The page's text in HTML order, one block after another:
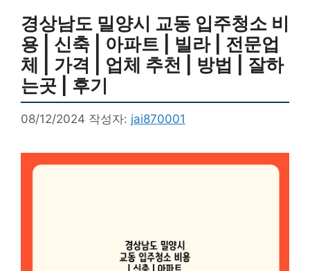
경상남도 밀양시 교동 입주청소 비
용 | 신축 | 아파트 | 빌라 | 전문업
체 | 가격 | 업체 추천 | 방법 | 잘하
는곳 | 후기
08/12/2024 작성자: jai870001